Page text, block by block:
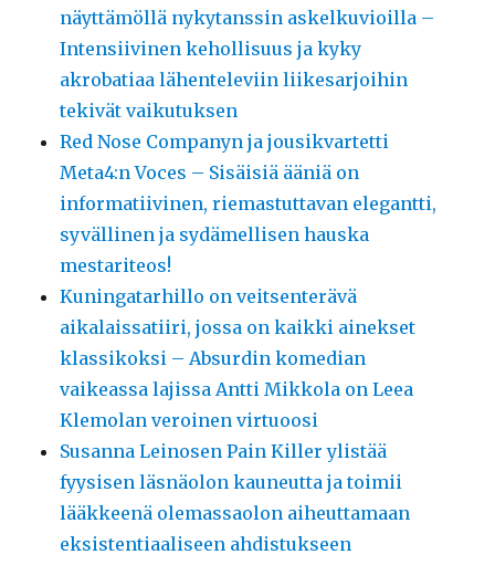
näyttämöllä nykytanssin askelkuvioilla –
Intensiivinen kehollisuus ja kyky
akrobatiaa lähenteleviin liikesarjoihin
tekivät vaikutuksen
Red Nose Companyn ja jousikvartetti
Meta4:n Voces – Sisäisiä ääniä on
informatiivinen, riemastuttavan elegantti,
syvällinen ja sydämellisen hauska
mestariteos!
Kuningatarhillo on veitsenterävä
aikalaissatiiri, jossa on kaikki ainekset
klassikoksi – Absurdin komedian
vaikeassa lajissa Antti Mikkola on Leea
Klemolan veroinen virtuoosi
Susanna Leinosen Pain Killer ylistää
fyysisen läsnäolon kauneutta ja toimii
lääkkeenä olemassaolon aiheuttamaan
eksistentiaaliseen ahdistukseen